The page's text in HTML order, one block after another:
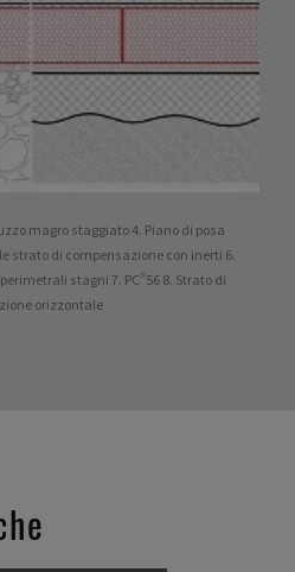
magro staggiato 4. Piano di posa
strato di compensazione con inerti 6.
stagni 7. PC®56 8. Strato di
orizzontale